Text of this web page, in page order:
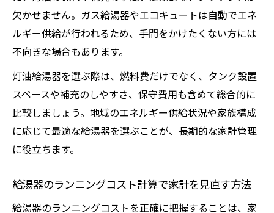
欠かせません。ガス給湯器やエコキュートは自動でエネ
ルギー供給が行われるため、手間をかけたくない方には
不向きな場合もあります。
灯油給湯器を選ぶ際は、燃料費だけでなく、タンク設置
スペースや補充のしやすさ、保守費用も含めて総合的に
比較しましょう。地域のエネルギー供給状況や家族構成
に応じて最適な給湯器を選ぶことが、長期的な家計管理
に役立ちます。
給湯器のランニングコスト計算で家計を見直す方法
給湯器のランニングコストを正確に把握することは、家